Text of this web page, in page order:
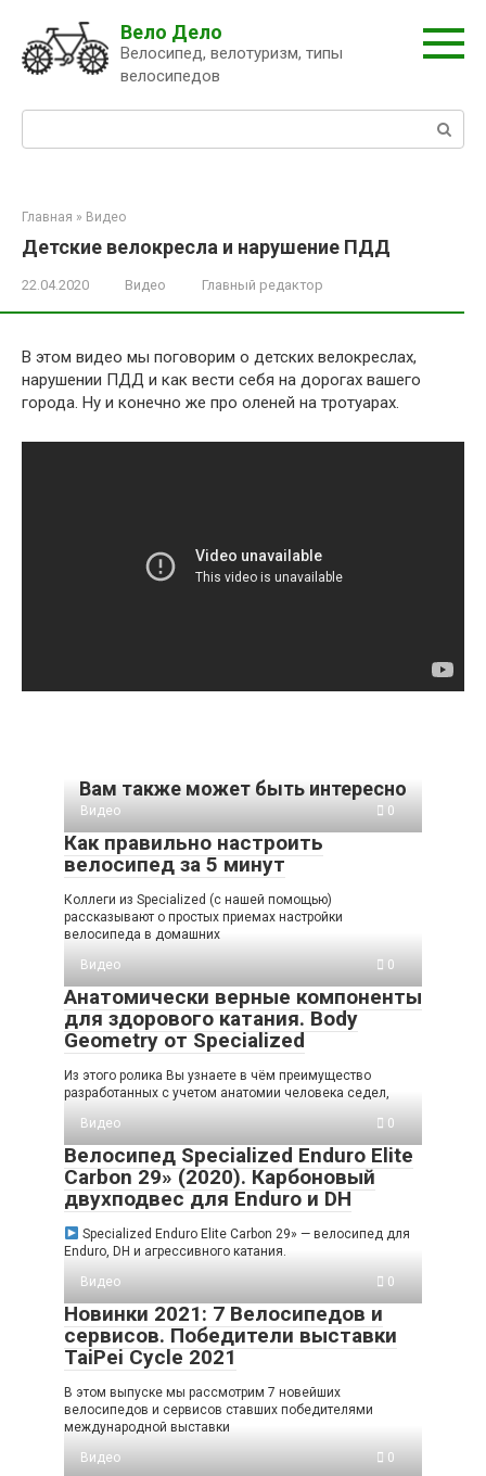
контенту
Вело Дело
Велосипед, велотуризм, типы
велосипедов
Главная » Видео
Детские велокресла и нарушение ПДД
22.04.2020 Видео Главный редактор
В этом видео мы поговорим о детских велокреслах,
нарушении ПДД и как вести себя на дорогах вашего
города. Ну и конечно же про оленей на тротуарах.
Вам также может быть интересно
Видео 0
Как правильно настроить
велосипед за 5 минут
Коллеги из Specialized (с нашей помощью)
рассказывают о простых приемах настройки
велосипеда в домашних
Видео
0
Анатомически верные компоненты
для здорового катания. Body
Geometry от Specialized
Из этого ролика Вы узнаете в чём преимущество
разработанных с учетом анатомии человека седел,
Видео
0
Велосипед Specialized Enduro Elite
Carbon 29» (2020). Карбоновый
двухподвес для Enduro и DH
Specialized Enduro Elite Carbon 29» — велосипед для
Enduro, DH и агрессивного катания.
Видео
0
Новинки 2021: 7 Велосипедов и
сервисов. Победители выставки
TaiPei Cycle 2021
В этом выпуске мы рассмотрим 7 новейших
велосипедов и сервисов ставших победителями
международной выставки
Видео
0